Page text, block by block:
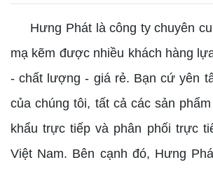
Hưng Phát là công ty chuyên
mạ kẽm được nhiều khách hàng
- chất lượng - giá rẻ. Bạn cứ yên
của chúng tôi, tất cả các sản
khẩu trực tiếp và phân phối trực
Việt Nam. Bên cạnh đó, Hưng